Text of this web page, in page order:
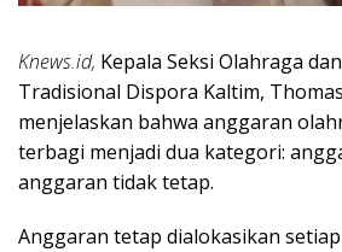
Knews.id, Kepala Seksi Olahraga
Tradisional Dispora Kaltim,
menjelaskan bahwa anggaran
terbagi menjadi dua kategori:
anggaran tidak tetap.
Anggaran tetap dialokasikan